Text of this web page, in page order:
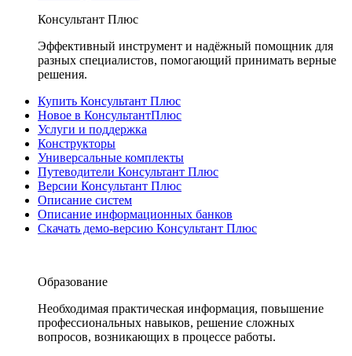
Консультант Плюс
Эффективный инструмент и надёжный помощник для
разных специалистов, помогающий принимать верные
решения.
Купить Консультант Плюс
Новое в КонсультантПлюс
Услуги и поддержка
Конструкторы
Универсальные комплекты
Путеводители Консультант Плюс
Версии Консультант Плюс
Описание систем
Описание информационных банков
Скачать демо-версию Консультант Плюс
Образование
Необходимая практическая информация, повышение
профессиональных навыков, решение сложных
вопросов, возникающих в процессе работы.